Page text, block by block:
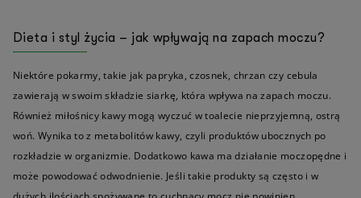
Dieta i styl życia – jak wpływają na zapach moczu?
Niektóre pokarmy, takie jak papryka, czosnek, chrzan czy cebula
zawierają w swoim składzie siarkę, która wpływa na zapach moczu.
Również miłośnicy kawy mogą wyczuć w toalecie nieprzyjemną, ostrą
woń. Wynika to z metabolitów kawy, czyli produktów ubocznych po
rozkładzie w organizmie. Dodatkowo kawa ma działanie moczopędne i
może powodować odwodnienie. Jeśli takie produkty są często i w